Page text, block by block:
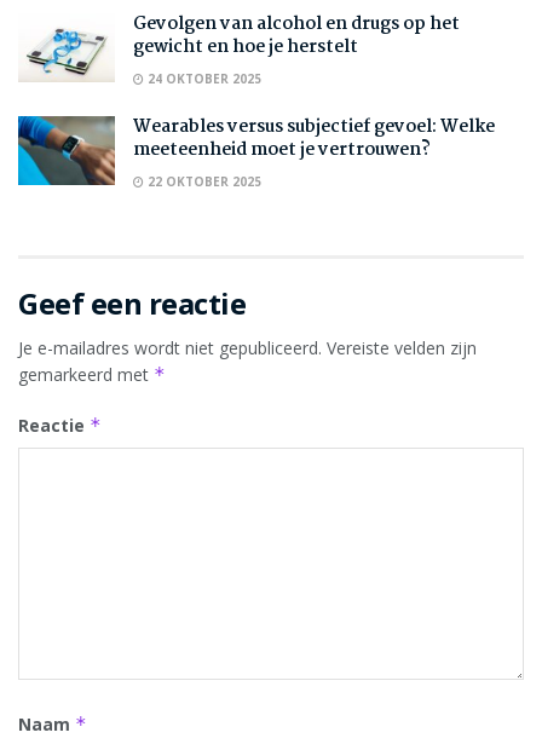
Gevolgen van alcohol en drugs op het
gewicht en hoe je herstelt
24 OKTOBER 2025
Wearables versus subjectief gevoel: Welke
meeteenheid moet je vertrouwen?
22 OKTOBER 2025
Geef een reactie
Je e-mailadres wordt niet gepubliceerd. Vereiste velden zijn
gemarkeerd met *
Reactie *
Naam *